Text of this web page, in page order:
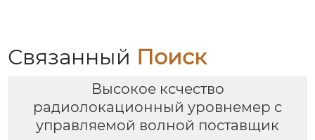
Связанный Поиск
Высокое ксчество
радиолокационный уровнемер с
управляемой волной поставщик